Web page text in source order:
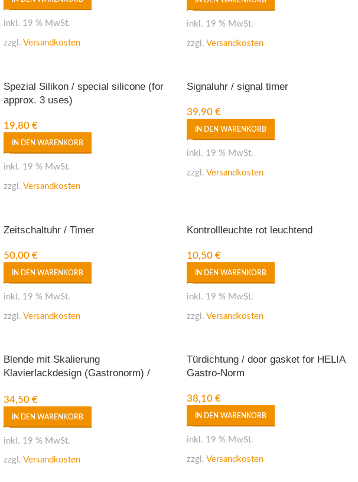
inkl. 19 % MwSt.
zzgl. Versandkosten
inkl. 19 % MwSt.
zzgl. Versandkosten
Spezial Silikon / special silicone (for
approx. 3 uses)
19,80 €
IN DEN WARENKORB
inkl. 19 % MwSt.
zzgl. Versandkosten
Signaluhr / signal timer
39,90 €
IN DEN WARENKORB
inkl. 19 % MwSt.
zzgl. Versandkosten
Zeitschaltuhr / Timer
50,00 €
IN DEN WARENKORB
inkl. 19 % MwSt.
zzgl. Versandkosten
Kontrollleuchte rot leuchtend
10,50 €
IN DEN WARENKORB
inkl. 19 % MwSt.
zzgl. Versandkosten
Blende mit Skalierung
Klavierlackdesign (Gastronorm) /
Norm
34,50 €
IN DEN WARENKORB
inkl. 19 % MwSt.
zzgl. Versandkosten
Türdichtung / door gasket for HELIA
Gastro-Norm
38,10 €
IN DEN WARENKORB
inkl. 19 % MwSt.
zzgl. Versandkosten